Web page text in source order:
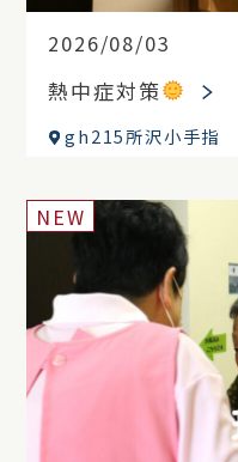
2026/08/03
熱中症対策
gh215所沢小手指
NEW